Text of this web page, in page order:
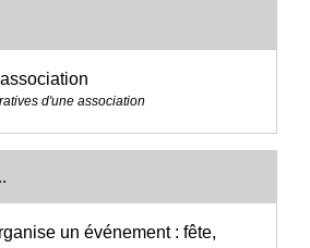
d'une association
un événement : fête,